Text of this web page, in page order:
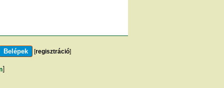
[regisztráció]